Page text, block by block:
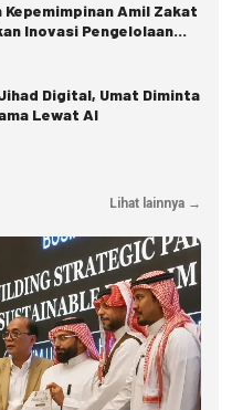
Kepemimpinan Amil Zakat
Inovasi Pengelolaan
Digital, Umat Diminta
Lewat AI
Lihat lainnya →